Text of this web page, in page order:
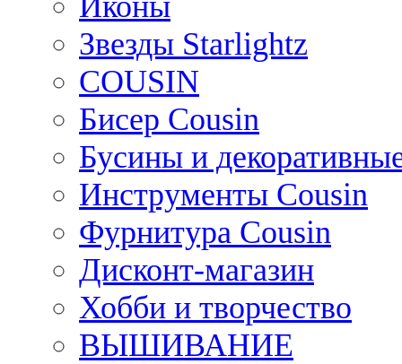
Звезды Starlightz
COUSIN
Бисер Cousin
Бусины и
Инструменты Cousin
Фурнитура Cousin
Дисконт-магазин
Хобби и творчество
ВЫШИВАНИЕ